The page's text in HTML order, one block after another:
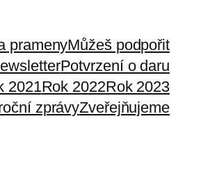
pramenyMůžeš podpořit
Potvrzení o daru
2021Rok 2022Rok 2023
zprávyZveřejňujeme